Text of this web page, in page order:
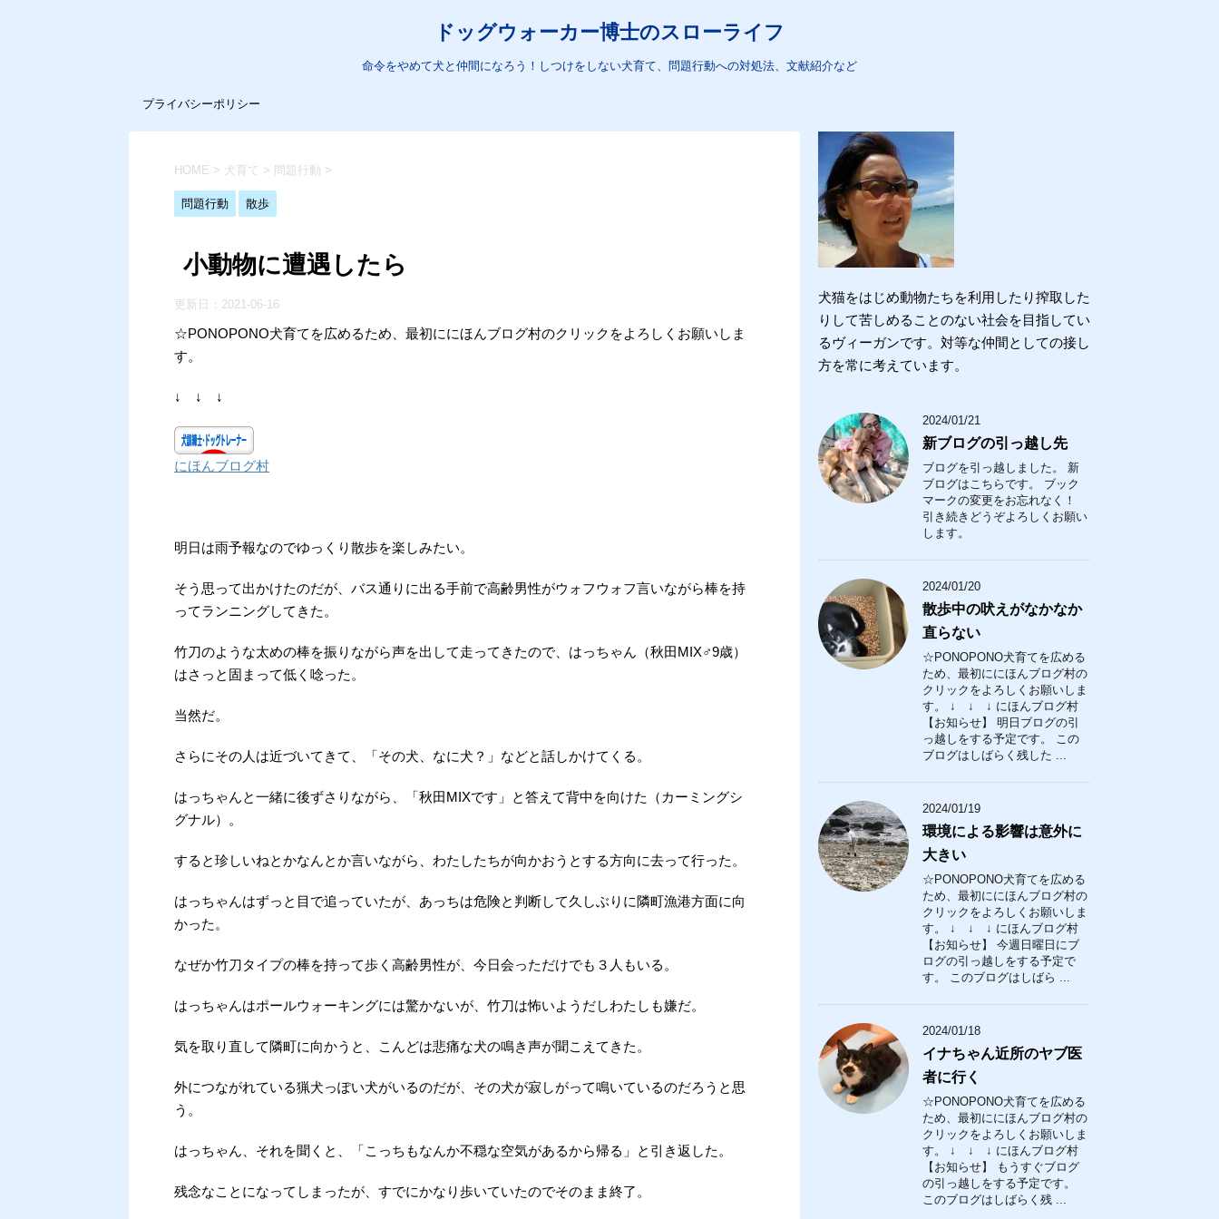
ドッグウォーカー博士のスローライフ
命令をやめて犬と仲間になろう！しつけをしない犬育て、問題行動への対処法、文献紹介など
プライバシーポリシー
HOME > 犬育て > 問題行動 >
問題行動 散歩
小動物に遭遇したら
更新日： 2021-06-16
☆PONOPONO犬育てを広めるため、最初ににほんブログ村のクリックをよろしくお願いしま
す。
↓ ↓ ↓
にほんブログ村
明日は雨予報なのでゆっくり散歩を楽しみたい。
そう思って出かけたのだが、バス通りに出る手前で高齢男性がウォフウォフ言いながら棒を持
ってランニングしてきた。
竹刀のような太めの棒を振りながら声を出して走ってきたので、はっちゃん（秋田MIX♂9歳）
はさっと固まって低く唸った。
当然だ。
さらにその人は近づいてきて、「その犬、なに犬？」などと話しかけてくる。
はっちゃんと一緒に後ずさりながら、「秋田MIXです」と答えて背中を向けた（カーミングシ
グナル）。
すると珍しいねとかなんとか言いながら、わたしたちが向かおうとする方向に去って行った。
はっちゃんはずっと目で追っていたが、あっちは危険と判断して久しぶりに隣町漁港方面に向
かった。
なぜか竹刀タイプの棒を持って歩く高齢男性が、今日会っただけでも３人もいる。
はっちゃんはポールウォーキングには驚かないが、竹刀は怖いようだしわたしも嫌だ。
気を取り直して隣町に向かうと、こんどは悲痛な犬の鳴き声が聞こえてきた。
外につながれている猟犬っぽい犬がいるのだが、その犬が寂しがって鳴いているのだろうと思
う。
はっちゃん、それを聞くと、「こっちもなんか不穏な空気があるから帰る」と引き返した。
残念なことになってしまったが、すでにかなり歩いていたのでそのまま終了。
犬猫をはじめ動物たちを利用したり搾取した
りして苦しめることのない社会を目指してい
るヴィーガンです。対等な仲間としての接し
方を常に考えています。
2024/01/21
新ブログの引っ越し先
ブログを引っ越しました。 新
ブログはこちらです。 ブック
マークの変更をお忘れなく！
引き続きどうぞよろしくお願い
します。
2024/01/20
散歩中の吠えがなかなか
直らない
☆PONOPONO犬育てを広める
ため、最初ににほんブログ村の
クリックをよろしくお願いしま
す。 ↓ ↓ ↓ にほんブログ村
【お知らせ】 明日ブログの引
っ越しをする予定です。 この
ブログはしばらく残した ...
2024/01/19
環境による影響は意外に
大きい
☆PONOPONO犬育てを広める
ため、最初ににほんブログ村の
クリックをよろしくお願いしま
す。 ↓ ↓ ↓ にほんブログ村
【お知らせ】 今週日曜日にブ
ログの引っ越しをする予定で
す。 このブログはしばら ...
2024/01/18
イナちゃん近所のヤブ医
者に行く
☆PONOPONO犬育てを広める
ため、最初ににほんブログ村の
クリックをよろしくお願いしま
す。 ↓ ↓ ↓ にほんブログ村
【お知らせ】 もうすぐブログ
の引っ越しをする予定です。
このブログはしばらく残 ...